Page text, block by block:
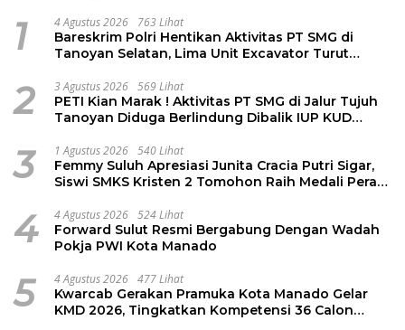
1 4 Agustus 2026 763 Lihat
Bareskrim Polri Hentikan Aktivitas PT SMG di
Tanoyan Selatan, Lima Unit Excavator Turut
2 3 Agustus 2026 569 Lihat
PETI Kian Marak ! Aktivitas PT SMG di Jalur Tujuh
Tanoyan Diduga Berlindung Dibalik IUP KUD
3 1 Agustus 2026 540 Lihat
Femmy Suluh Apresiasi Junita Cracia Putri Sigar,
Siswi SMKS Kristen 2 Tomohon Raih Medali Perak
4 4 Agustus 2026 524 Lihat
Forward Sulut Resmi Bergabung Dengan Wadah
Pokja PWI Kota Manado
5 4 Agustus 2026 477 Lihat
Kwarcab Gerakan Pramuka Kota Manado Gelar
KMD 2026, Tingkatkan Kompetensi 36 Calon